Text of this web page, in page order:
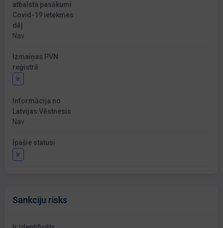
atbalsta pasākumi
Covid-19 ietekmes
dēļ
Nav
Izmaiņas PVN
reģistrā
Ir
Informācija no
Latvijas Vēstnesis
Nav
Īpašie statusi
Ir
Sankciju risks